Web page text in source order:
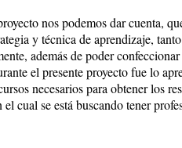
nos podemos dar cuenta,
y técnica de aprendizaje,
además de poder
el presente proyecto fue lo
necesarios para obtener los
cual se está buscando tener